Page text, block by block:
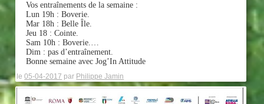
Vos entraînements de la semaine :
Lun 19h : Boverie.
Mar 18h : Belle Île.
Jeu 18 : Cointe.
Sam 10h : Boverie.…
Dim : pas d’entraînement.
Bonne semaine avec Jog’In Attitude
le05-04-2017 par Philippe Jamin